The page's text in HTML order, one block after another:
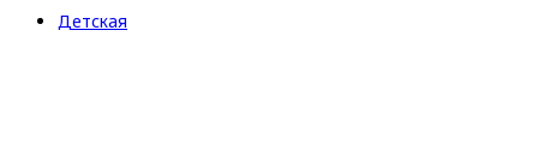
Детская